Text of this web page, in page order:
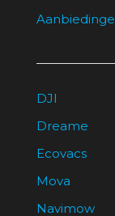
DJI
Dreame
Ecovacs
Mova
Navimow